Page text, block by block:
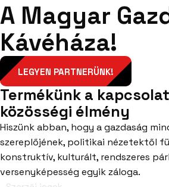
A Magyar
Kávéháza!
LEGYEN PARTNERÜNK!
Termékünk a
közösségi élmény
Hiszünk abban, hogy a gazdaság
szereplőjének, politikai nézetektől
konstruktív, kulturált, rendszeres
versenyképesség egyik záloga.